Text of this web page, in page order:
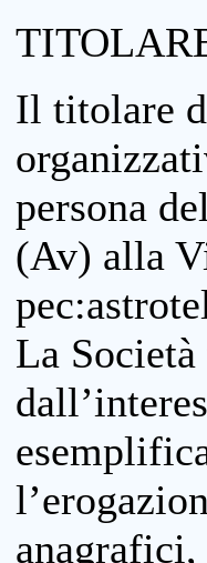
Il titolare
persona
(Av) alla
La